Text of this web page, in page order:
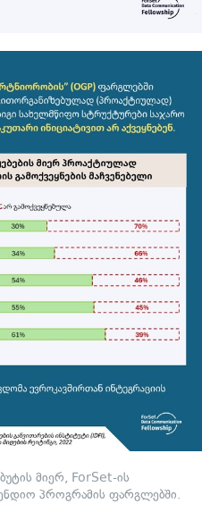
მიერ, ForSet-ის
პროგრამის ფარგლებში.